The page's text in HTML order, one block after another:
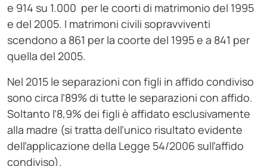
e 914 su 1.000 per le coorti di matrimonio del 1995
e del 2005. I matrimoni civili sopravviventi
scendono a 861 per la coorte del 1995 e a 841 per
quella del 2005.
Nel 2015 le separazioni con figli in affido condiviso
sono circa l’89% di tutte le separazioni con affido.
Soltanto l’8,9% dei figli è affidato esclusivamente
alla madre (si tratta dell’unico risultato evidente
dell’applicazione della Legge 54/2006 sull’affido
condiviso).